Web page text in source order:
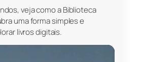
veja como a Biblioteca
uma forma simples e
livros digitais.